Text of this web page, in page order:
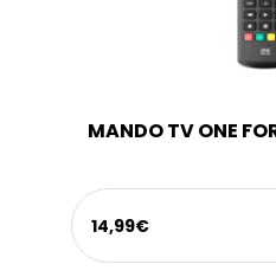
MANDO TV ONE
14,99€